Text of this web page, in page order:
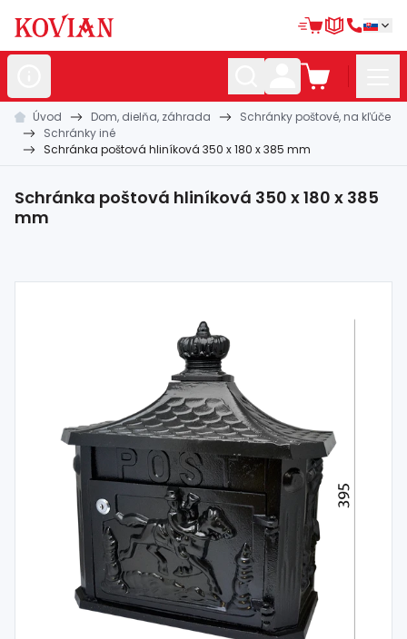
Nerezovépolotovary
Hliníkovépolotovary
Kovanépolotovary
materiál
Úvod Dom, dielňa, záhrada
Schránky poštové, na kľúče
Schránky iné
Schránka poštová hliníková 350 x 180 x 385 mm
Schránka poštová hliníková 350 x 180 x 385
mm